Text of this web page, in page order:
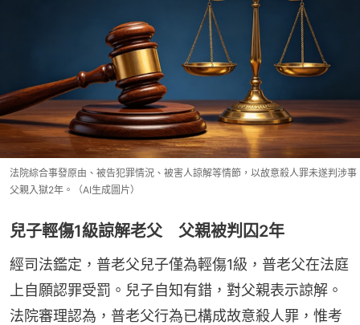
法院綜合事發原由、被告犯罪情況、被害人諒解等情節，以故意殺人罪未遂判涉事
父親入獄2年。（AI生成圖片）
兒子輕傷1級諒解老父 父親被判囚2年
經司法鑑定，普老父兒子僅為輕傷1級，普老父在法庭
上自願認罪受罰。兒子自知有錯，對父親表示諒解。
法院審理認為，普老父行為已構成故意殺人罪，惟考